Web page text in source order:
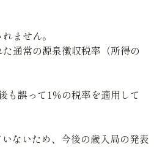
ません。
通常の源泉徴収税率（所得の
も誤って1％の税率を適用して
ないため、今後の歳入局の発表